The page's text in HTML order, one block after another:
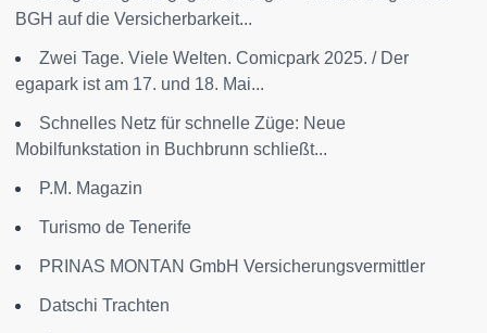
BGH auf die Versicherbarkeit...
Zwei Tage. Viele Welten. Comicpark 2025. / Der
egapark ist am 17. und 18. Mai...
Schnelles Netz für schnelle Züge: Neue
Mobilfunkstation in Buchbrunn schließt...
P.M. Magazin
Turismo de Tenerife
PRINAS MONTAN GmbH Versicherungsvermittler
Datschi Trachten